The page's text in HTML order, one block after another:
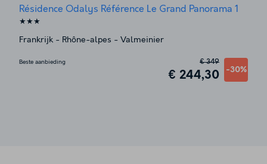
Résidence Odalys Référence Le Grand Panorama 1
★★★
Frankrijk - Rhône-alpes - Valmeinier
Beste aanbieding
€ 244,30 -30%
€ 349